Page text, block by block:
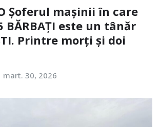
Șoferul mașinii în care
BĂRBAȚI este un tânăr
Printre morți și doi
mart. 30, 2026